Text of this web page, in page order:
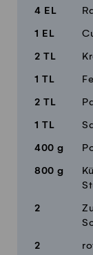
4 EL
1 EL
2 TL
1 TL
2 TL
1 TL
400 g
800 g
2
2